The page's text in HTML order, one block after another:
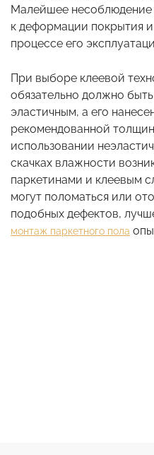
Малейшее
к деформации покрытия
процессе его
При выборе клеевой
обязательно должно
эластичным, а его
рекомендованной
использовании
скачках влажности
паркетинами и клеевым
могут поломаться или
подобных дефектов,
монтаж паркетного пола